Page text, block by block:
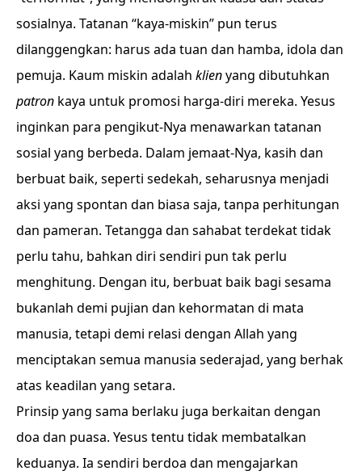
sosialnya. Tatanan “kaya-miskin” pun terus
dilanggengkan: harus ada tuan dan hamba, idola dan
pemuja. Kaum miskin adalah klienyang dibutuhkan
patron kaya untuk promosi harga-diri mereka. Yesus
inginkan para pengikut-Nya menawarkan tatanan
sosial yang berbeda. Dalam jemaat-Nya, kasih dan
berbuat baik, seperti sedekah, seharusnya menjadi
aksi yang spontan dan biasa saja, tanpa perhitungan
dan pameran. Tetangga dan sahabat terdekat tidak
perlu tahu, bahkan diri sendiri pun tak perlu
menghitung. Dengan itu, berbuat baik bagi sesama
bukanlah demi pujian dan kehormatan di mata
manusia, tetapi demi relasi dengan Allah yang
menciptakan semua manusia sederajad, yang berhak
atas keadilan yang setara.
Prinsip yang sama berlaku juga berkaitan dengan
doa dan puasa. Yesus tentu tidak membatalkan
keduanya. Ia sendiri berdoa dan mengajarkan